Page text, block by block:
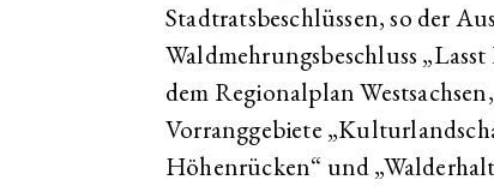
Stadtratsbeschlüssen, so der
Waldmehrungsbeschluss
dem Regionalplan
Vorranggebiete
Höhenrücken“ und